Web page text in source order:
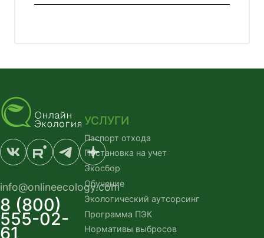
info@onlineecology.com
8 (800)
555-02-
61
УСЛУГИ
Паспорт отхода
Постановка на учет
Экосбор
Обучение
Экологический аутсорсинг
Программа ПЭК
Нормативы выбросов